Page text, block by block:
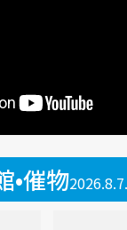
•催物